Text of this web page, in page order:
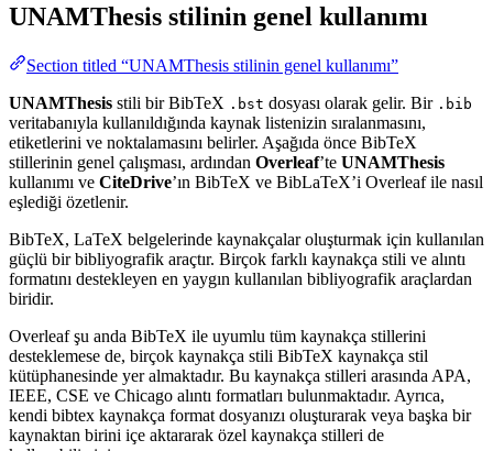
UNAMThesis stilinin genel kullanımı
Section titled “UNAMThesis stilinin genel kullanımı”
UNAMThesis stili bir BibTeX .bst dosyası olarak gelir. Bir .bib
veritabanıyla kullanıldığında kaynak listenizin sıralanmasını,
etiketlerini ve noktalamasını belirler. Aşağıda önce BibTeX
stillerinin genel çalışması, ardından Overleaf’te UNAMThesis
kullanımı ve CiteDrive’ın BibTeX ve BibLaTeX’i Overleaf ile nasıl
eşlediği özetlenir.
BibTeX, LaTeX belgelerinde kaynakçalar oluşturmak için kullanılan
güçlü bir bibliyografik araçtır. Birçok farklı kaynakça stili ve alıntı
formatını destekleyen en yaygın kullanılan bibliyografik araçlardan
biridir.
Overleaf şu anda BibTeX ile uyumlu tüm kaynakça stillerini
desteklemese de, birçok kaynakça stili BibTeX kaynakça stil
kütüphanesinde yer almaktadır. Bu kaynakça stilleri arasında APA,
IEEE, CSE ve Chicago alıntı formatları bulunmaktadır. Ayrıca,
kendi bibtex kaynakça format dosyanızı oluşturarak veya başka bir
kaynaktan birini içe aktararak özel kaynakça stilleri de